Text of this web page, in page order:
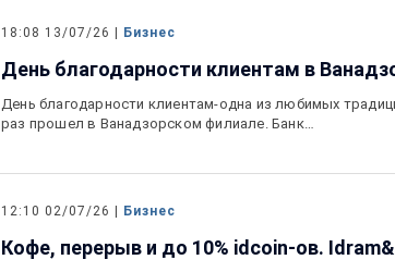
18:08 13/07/26 | Бизнес
День благодарности клиентам в
День благодарности клиентам-одна из любимых
раз прошел в Ванадзорском филиале. Банк…
12:10 02/07/26 | Бизнес
Кофе, перерыв и до 10% idcoin-ов.